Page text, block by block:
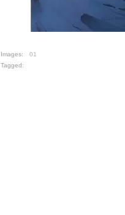
Images: 01
Tagged: